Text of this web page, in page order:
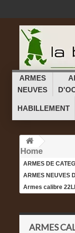
ARMES
NEUVES
HABILLEMENT
Home
ARMES DE
ARMES NEUVES
Armes calibre
ARMES